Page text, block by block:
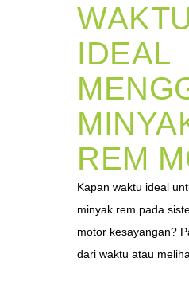
IDEAL
REM
Kapan waktu ideal
minyak rem pada
motor kesayangan?
dari waktu atau